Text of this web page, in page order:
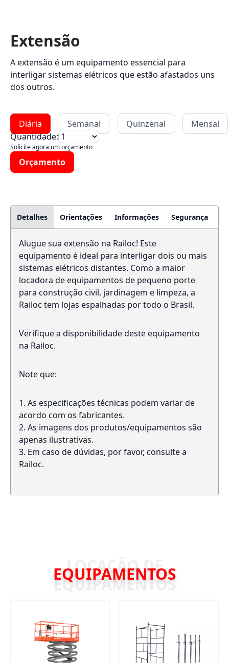
Extensão
A extensão é um equipamento essencial para
interligar sistemas elétricos que estão afastados uns
dos outros.
Diária Semanal Quinzenal
Mensal
Quantidade:
Solicite agora um orçamento
Orçamento
Detalhes Orientações Informações Segurança
Alugue sua extensão na Railoc! Este
equipamento é ideal para interligar dois ou mais
sistemas elétricos distantes. Como a maior
locadora de equipamentos de pequeno porte
para construção civil, jardinagem e limpeza, a
Railoc tem lojas espalhadas por todo o Brasil.
Verifique a disponibilidade deste equipamento
na Railoc.
Note que:
As especificações técnicas podem variar de
acordo com os fabricantes.
As imagens dos produtos/equipamentos são
apenas ilustrativas.
Em caso de dúvidas, por favor, consulte a
Railoc.
EQUIPAMENTOS